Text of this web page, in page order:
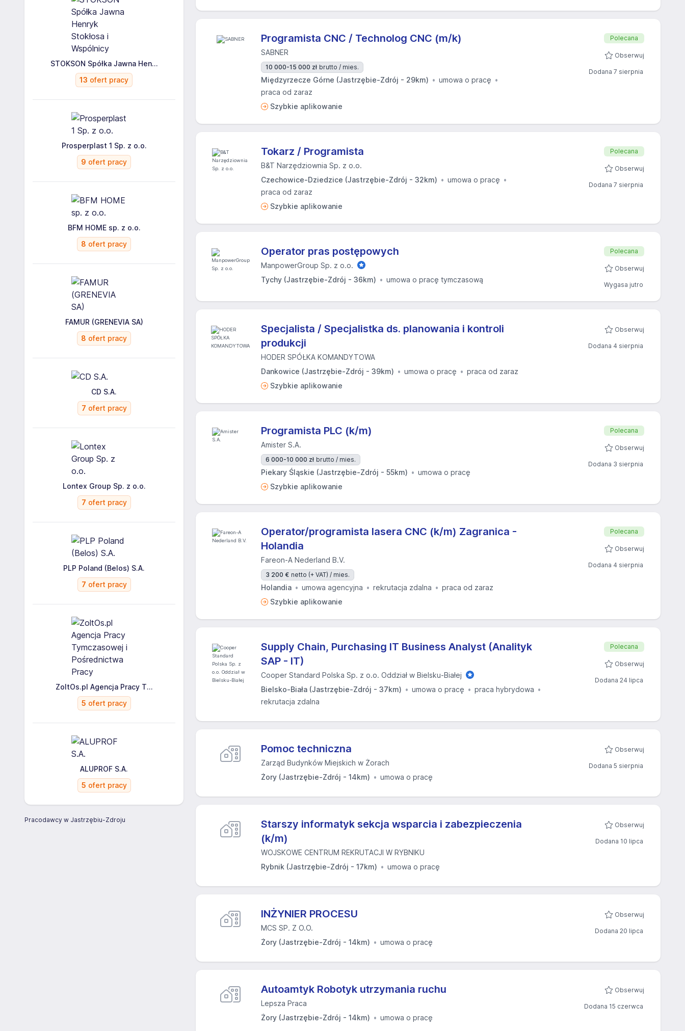
STOKSON Spółka Jawna Hen...
13 ofert pracy
Prosperplast 1 Sp. z o.o.
9 ofert pracy
BFM HOME sp. z o.o.
8 ofert pracy
FAMUR (GRENEVIA SA)
8 ofert pracy
CD S.A.
7 ofert pracy
Lontex Group Sp. z o.o.
7 ofert pracy
PLP Poland (Belos) S.A.
7 ofert pracy
ZoltOs.pl Agencja Pracy T...
5 ofert pracy
ALUPROF S.A.
5 ofert pracy
Pracodawcy w Jastrzębiu-Zdroju
Programista CNC / Technolog CNC (m/k)
SABNER
10 000-15 000 zł brutto / mies.
Międzyrzecze Górne (Jastrzębie-Zdrój - 29km)
umowa o pracę
praca od zaraz
Szybkie aplikowanie
Polecana
Obserwuj
Dodana 7 sierpnia
Tokarz / Programista
B&T Narzędziownia Sp. z o.o.
Czechowice-Dziedzice (Jastrzębie-Zdrój - 32km)
umowa o pracę
praca od zaraz
Szybkie aplikowanie
Polecana
Obserwuj
Dodana 7 sierpnia
Operator pras postępowych
ManpowerGroup Sp. z o.o.
Tychy (Jastrzębie-Zdrój - 36km)
umowa o pracę tymczasową
Polecana
Obserwuj
Wygasa jutro
Specjalista / Specjalistka ds. planowania i kontroli
produkcji
HODER SPÓŁKA KOMANDYTOWA
Dankowice (Jastrzębie-Zdrój - 39km)
umowa o pracę
praca od zaraz
Szybkie aplikowanie
Obserwuj
Dodana 4 sierpnia
Programista PLC (k/m)
Amister S.A.
6 000-10 000 zł brutto / mies.
Piekary Śląskie (Jastrzębie-Zdrój - 55km)
umowa o pracę
Szybkie aplikowanie
Polecana
Obserwuj
Dodana 3 sierpnia
Operator/programista lasera CNC (k/m) Zagranica -
Holandia
Fareon-A Nederland B.V.
3 200 € netto (+ VAT) / mies.
Holandia umowa agencyjna rekrutacja zdalna
praca od zaraz
Szybkie aplikowanie
Polecana
Obserwuj
Dodana 4 sierpnia
Supply Chain, Purchasing IT Business Analyst (Analityk
SAP - IT)
Cooper Standard Polska Sp. z o.o. Oddział w Bielsku-Białej
Bielsko-Biała (Jastrzębie-Zdrój - 37km)
umowa o pracę
praca hybrydowa
rekrutacja zdalna
Polecana
Obserwuj
Dodana 24 lipca
Pomoc techniczna
Zarząd Budynków Miejskich w Żorach
Żory (Jastrzębie-Zdrój - 14km)
umowa o pracę
Obserwuj
Dodana 5 sierpnia
Starszy informatyk sekcja wsparcia i zabezpieczenia
(k/m)
WOJSKOWE CENTRUM REKRUTACJI W RYBNIKU
Rybnik (Jastrzębie-Zdrój - 17km)
umowa o pracę
Obserwuj
Dodana 10 lipca
INŻYNIER PROCESU
MCS SP. Z O.O.
Żory (Jastrzębie-Zdrój - 14km)
umowa o pracę
Obserwuj
Dodana 20 lipca
Autoamtyk Robotyk utrzymania ruchu
Lepsza Praca
Żory (Jastrzębie-Zdrój - 14km)
umowa o pracę
Obserwuj
Dodana 15 czerwca